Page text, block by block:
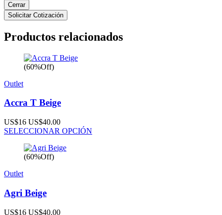
Cerrar
Solicitar Cotización
Productos relacionados
(60%Off)
Outlet
Accra T Beige
US$16 US$40.00
SELECCIONAR OPCIÓN
(60%Off)
Outlet
Agri Beige
US$16 US$40.00